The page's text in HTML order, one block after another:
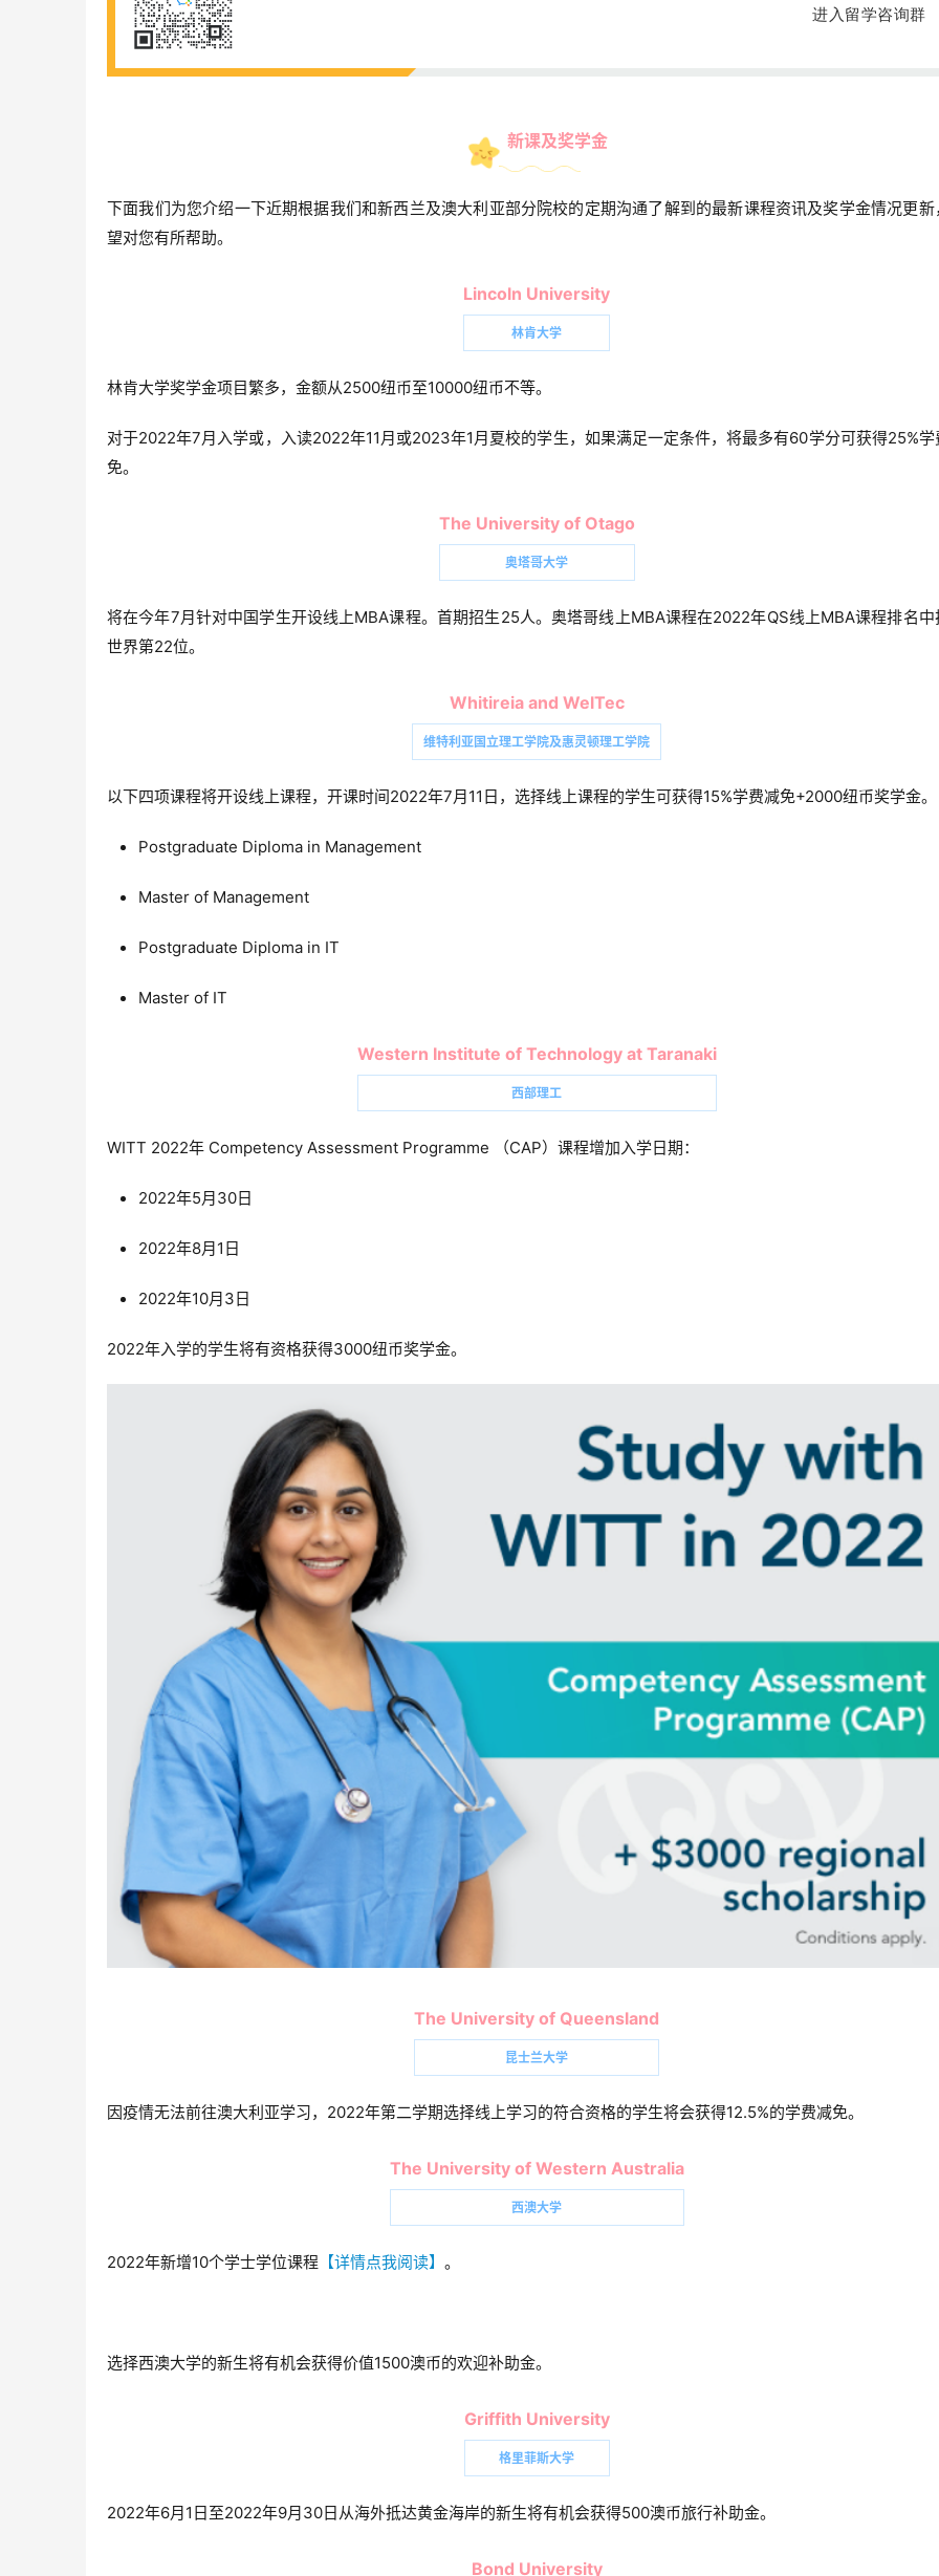
进入留学咨询群
新课及奖学金
下面我们为您介绍一下近期根据我们和新西兰及澳大利亚部分院校的定期沟通了解到的最新课程资讯及奖学金情况更新
望对您有所帮助。
Lincoln University
林肯大学
林肯大学奖学金项目繁多，金额从2500纽币至10000纽币不等。
对于2022年7月入学或，入读2022年11月或2023年1月夏校的学生，如果满足一定条件，将最多有60学分可获得25%学
免。
The University of Otago
奥塔哥大学
将在今年7月针对中国学生开设线上MBA课程。首期招生25人。奥塔哥线上MBA课程在2022年QS线上MBA课程排名中
世界第22位。
Whitireia and WelTec
维特利亚国立理工学院及惠灵顿理工学院
以下四项课程将开设线上课程，开课时间2022年7月11日，选择线上课程的学生可获得15%学费减免+2000纽币奖学金。
Postgraduate Diploma in Management
Master of Management
Postgraduate Diploma in IT
Master of IT
Western Institute of Technology at Taranaki
西部理工
WITT 2022年 Competency Assessment Programme （CAP）课程增加入学日期：
2022年5月30日
2022年8月1日
2022年10月3日
2022年入学的学生将有资格获得3000纽币奖学金。
The University of Queensland
昆士兰大学
因疫情无法前往澳大利亚学习，2022年第二学期选择线上学习的符合资格的学生将会获得12.5%的学费减免。
The University of Western Australia
西澳大学
2022年新增10个学士学位课程 【详情点我阅读】 。
选择西澳大学的新生将有机会获得价值1500澳币的欢迎补助金。
Griffith University
格里菲斯大学
2022年6月1日至2022年9月30日从海外抵达黄金海岸的新生将有机会获得500澳币旅行补助金。
Bond University